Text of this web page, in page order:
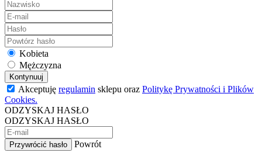
Kobieta
Mężczyzna
Kontynuuj
Akceptuję regulamin sklepu oraz Politykę Prywatności i Plików
Cookies.
ODZYSKAJ HASŁO
ODZYSKAJ HASŁO
Przywrócić hasło
Powrót